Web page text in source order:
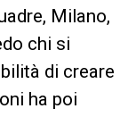
Milano,
chi si
di creare
ha poi